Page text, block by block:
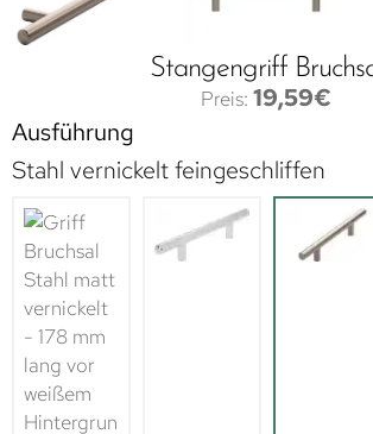
Stangengriff
19,59€
Ausführung
Stahl vernickelt feingeschliffen